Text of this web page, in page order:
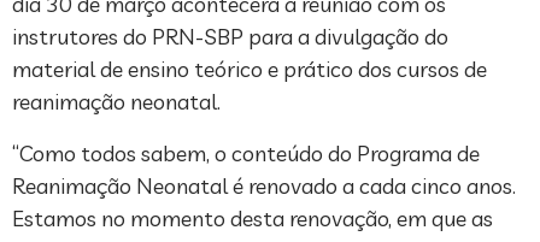
instrutores do PRN-SBP para a divulgação do
material de ensino teórico e prático dos cursos de
reanimação neonatal.
“Como todos sabem, o conteúdo do Programa de
Reanimação Neonatal é renovado a cada cinco anos.
Estamos no momento desta renovação, em que as